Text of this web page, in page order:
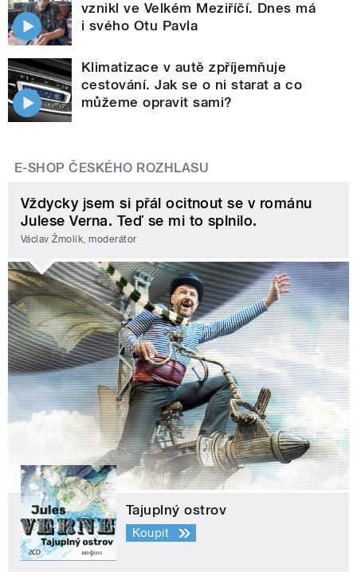
vznikl ve Velkém Meziříčí. Dnes má
i svého Otu Pavla
Klimatizace v autě zpříjemňuje
cestování. Jak se o ni starat a co
můžeme opravit sami?
E-SHOP ČESKÉHO ROZHLASU
Vždycky jsem si přál ocitnout se v románu
Julese Verna. Teď se mi to splnilo.
Václav Žmolík, moderátor
Tajuplný ostrov
Koupit